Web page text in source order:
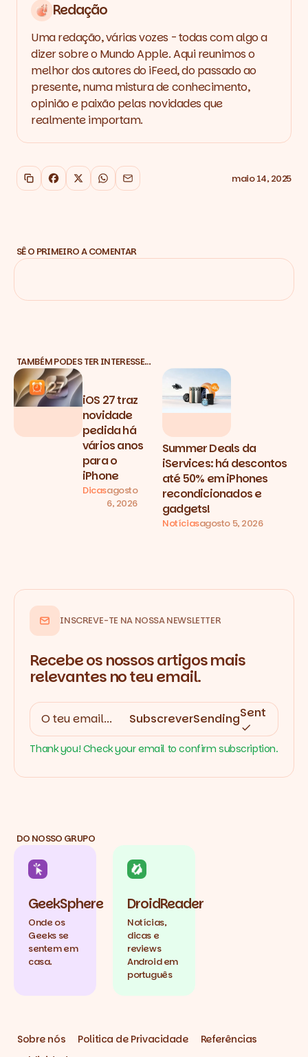
Redação
Uma redação, várias vozes - todas com algo a
dizer sobre o Mundo Apple. Aqui reunimos o
melhor dos autores do iFeed, do passado ao
presente, numa mistura de conhecimento,
opinião e paixão pelas novidades que
realmente importam.
Copiar link
Facebook
X WhatsApp
Email maio 14, 2025
SÊ O PRIMEIRO A COMENTAR
TAMBÉM PODES TER INTERESSE…
iOS 27 traz
novidade
pedida há
vários anos
para o
iPhone
Dicasagosto
6, 2026
Summer Deals da
iServices: há descontos
até 50% em iPhones
recondicionados e
gadgets!
Notíciasagosto 5, 2026
INSCREVE-TE NA NOSSA NEWSLETTER
Recebe os nossos artigos mais
relevantes no teu email.
SubscreverSendingSent
Thank you! Check your email to confirm subscription.
DO NOSSO GRUPO
GeekSphere
Onde os
Geeks se
sentem em
casa.
DroidReader
Notícias,
dicas e
reviews
Android em
português
Sobre nós Politica de Privacidade
Referências